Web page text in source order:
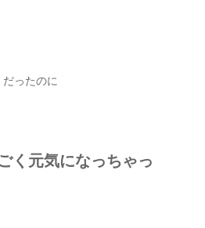
ったのに
く元気になっちゃっ